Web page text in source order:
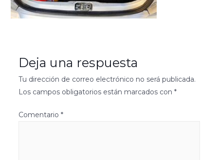
Deja una respuesta
Tu dirección de correo electrónico no será publicada.
Los campos obligatorios están marcados con *
Comentario *